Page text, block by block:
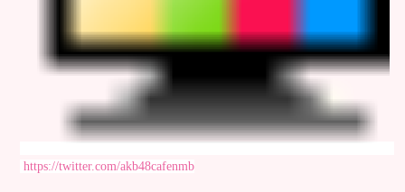
https://twitter.com/akb48cafenmb